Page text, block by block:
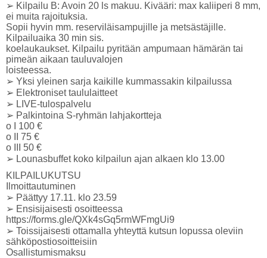
➢ Kilpailu B: Avoin 20 ls makuu. Kivääri: max kaliiperi 8 mm,
ei muita rajoituksia.
Sopii hyvin mm. reserviläisampujille ja metsästäjille.
Kilpailuaika 30 min sis.
koelaukaukset. Kilpailu pyritään ampumaan hämärän tai
pimeän aikaan tauluvalojen
loisteessa.
➢ Yksi yleinen sarja kaikille kummassakin kilpailussa
➢ Elektroniset taululaitteet
➢ LIVE-tulospalvelu
➢ Palkintoina S-ryhmän lahjakortteja
o I 100 €
o II 75 €
o III 50 €
➢ Lounasbuffet koko kilpailun ajan alkaen klo 13.00
KILPAILUKUTSU
Ilmoittautuminen
➢ Päättyy 17.11. klo 23.59
➢ Ensisijaisesti osoitteessa
https://forms.gle/QXk4sGq5rmWFmgUi9
➢ Toissijaisesti ottamalla yhteyttä kutsun lopussa oleviin
sähköpostiosoitteisiin
Osallistumismaksu